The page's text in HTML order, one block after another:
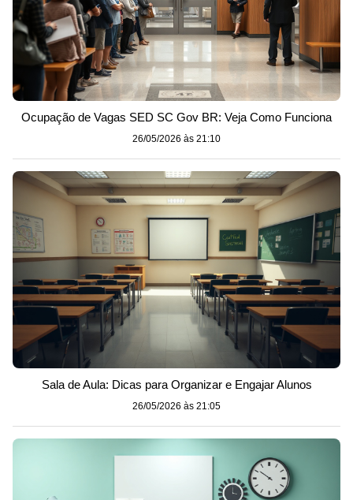
Ocupação de Vagas SED SC Gov BR: Veja Como Funciona
26/05/2026 às 21:10
Sala de Aula: Dicas para Organizar e Engajar Alunos
26/05/2026 às 21:05